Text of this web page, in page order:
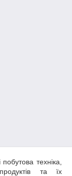
техніка,
та їх